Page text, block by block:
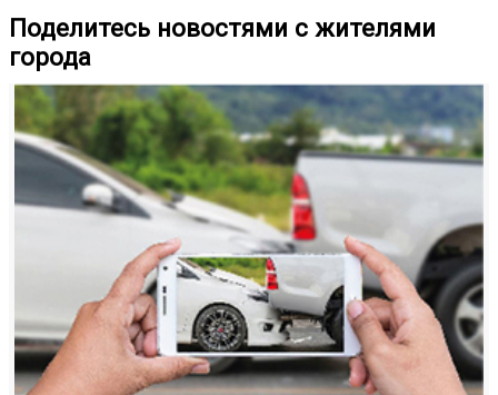
Поделитесь новостями с жителями
города